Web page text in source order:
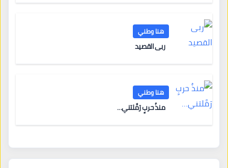
هنا وطني
ربى القصيد
هنا وطني
منذُ حربٍ رَمَّلتني…